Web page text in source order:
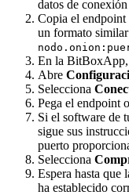
datos de
Copia el
un formato similar
En la BitBoxApp,
Abre
Selecciona
Pega el endpoint
Si el software de
sigue sus
puerto
Selecciona
Espera hasta
ha establecido